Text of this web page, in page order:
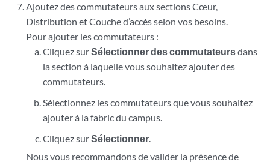
Ajoutez des commutateurs aux sections Cœur,
Distribution et Couche d’accès selon vos besoins.
Pour ajouter les commutateurs :
Cliquez surSélectionner des commutateursdans
la section à laquelle vous souhaitez ajouter des
commutateurs.
Sélectionnez les commutateurs que vous souhaitez
ajouter à la fabric du campus.
Cliquez surSélectionner.
Nous vous recommandons de valider la présence de